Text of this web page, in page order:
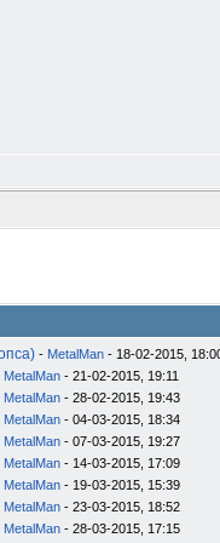
- MetalMan - 18-02-2015,
MetalMan - 21-02-2015, 19:11
MetalMan - 28-02-2015, 19:43
MetalMan - 04-03-2015, 18:34
MetalMan - 07-03-2015, 19:27
MetalMan - 14-03-2015, 17:09
MetalMan - 19-03-2015, 15:39
MetalMan - 23-03-2015, 18:52
MetalMan - 28-03-2015, 17:15